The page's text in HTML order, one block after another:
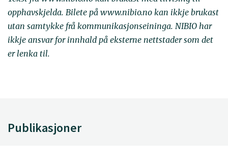
opphavskjelda. Bilete på www.nibio.no kan ikkje brukast
utan samtykke frå kommunikasjonseininga. NIBIO har
ikkje ansvar for innhald på eksterne nettstader som det
er lenka til.
Publikasjoner